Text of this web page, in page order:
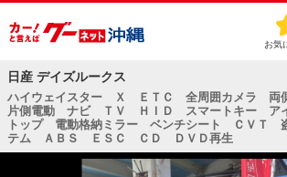
お気
日産 デイズルークス
ハイウェイスター Ｘ ＥＴＣ 全周囲カメラ 両側
片側電動 ナビ ＴＶ ＨＩＤ スマートキー アイ
トップ 電動格納ミラー ベンチシート ＣＶＴ
テム ＡＢＳ ＥＳＣ ＣＤ ＤＶＤ再生